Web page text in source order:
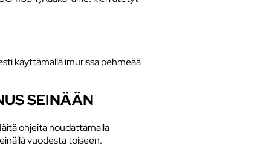
käyttämällä imurissa pehmeää
SEINÄÄN
ohjeita noudattamalla
vuodesta toiseen.